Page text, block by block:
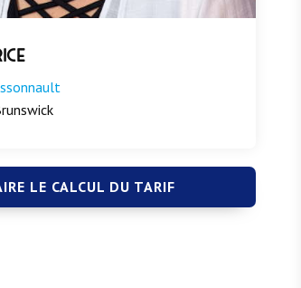
LE CALCUL DU TARIF